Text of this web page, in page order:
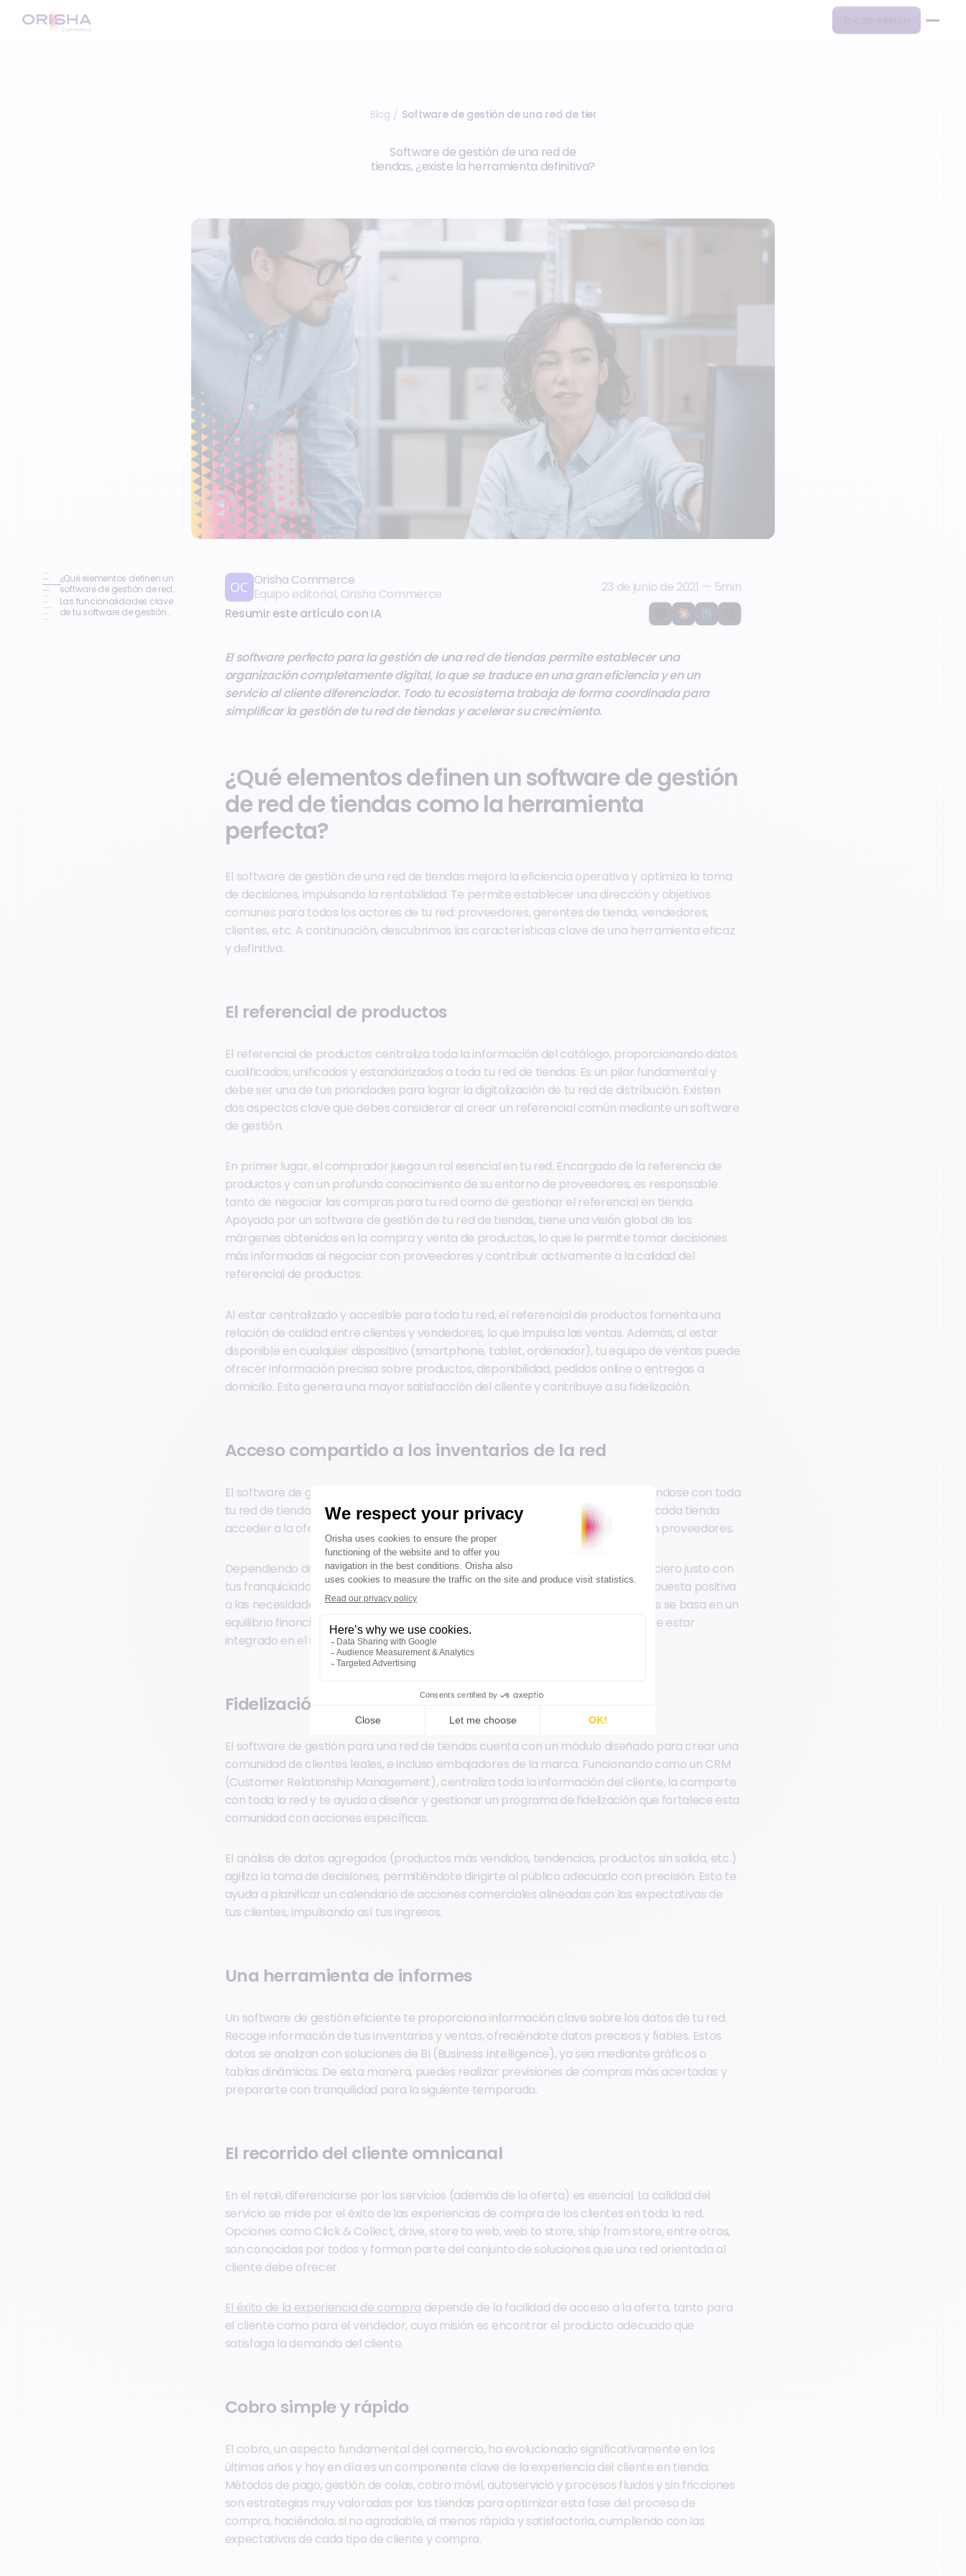
Iniciar sesión
Blog / Software de gestión de una red de tiendas, la herramienta…
Software de gestión de una red de
tiendas, ¿existe la herramienta definitiva?
¿Qué elementos definen un
software de gestión de red
de tiendas como la
herramienta perfecta?
Las funcionalidades clave
de tu software de gestión
Orisha Commerce
Equipo editorial, Orisha Commerce
23 de junio de 2021 — 5min
Resumir este artículo con IA
El software perfecto para la gestión de una red de tiendas permite establecer una
organización completamente digital, lo que se traduce en una gran eficiencia y en un
servicio al cliente diferenciador. Todo tu ecosistema trabaja de forma coordinada para
simplificar la gestión de tu red de tiendas y acelerar su crecimiento.
¿Qué elementos definen un software de gestión
de red de tiendas como la herramienta
perfecta?
El software de gestión de una red de tiendas mejora la eficiencia operativa y optimiza la toma
de decisiones, impulsando la rentabilidad. Te permite establecer una dirección y objetivos
comunes para todos los actores de tu red: proveedores, gerentes de tienda, vendedores,
clientes, etc. A continuación, descubrimos las características clave de una herramienta eficaz
y definitiva.
El referencial de productos
El referencial de productos centraliza toda la información del catálogo, proporcionando datos
cualificados, unificados y estandarizados a toda tu red de tiendas. Es un pilar fundamental y
debe ser una de tus prioridades para lograr la digitalización de tu red de distribución. Existen
dos aspectos clave que debes considerar al crear un referencial común mediante un software
de gestión.
En primer lugar, el comprador juega un rol esencial en tu red. Encargado de la referencia de
productos y con un profundo conocimiento de su entorno de proveedores, es responsable
tanto de negociar las compras para tu red como de gestionar el referencial en tienda.
Apoyado por un software de gestión de tu red de tiendas, tiene una visión global de los
márgenes obtenidos en la compra y venta de productos, lo que le permite tomar decisiones
más informadas al negociar con proveedores y contribuir activamente a la calidad del
referencial de productos.
Al estar centralizado y accesible para toda tu red, el referencial de productos fomenta una
relación de calidad entre clientes y vendedores, lo que impulsa las ventas. Además, al estar
disponible en cualquier dispositivo (smartphone, tablet, ordenador), tu equipo de ventas puede
ofrecer información precisa sobre productos, disponibilidad, pedidos online o entregas a
domicilio. Esto genera una mayor satisfacción del cliente y contribuye a su fidelización.
Acceso compartido a los inventarios de la red
El software de gestión facilita el acceso compartido a los inventarios, comunicándose con toda
tu red de tiendas. En redes franquiciadas, es esencial que el software permita a cada tienda
acceder a la oferta completa disponible: en tiendas, online, en almacenes o con proveedores.
Dependiendo de la organización de tu red, se debe encontrar un equilibrio financiero justo con
tus franquiciados para que todos participen en un proceso que maximice la respuesta positiva
a las necesidades de los clientes. El éxito de la gestión compartida de inventarios se basa en un
equilibrio financiero justo, simplicidad de uso y eficacia logística, todo lo cual debe estar
integrado en el software de gestión.
Fidelización de clientes comprometida
El software de gestión para una red de tiendas cuenta con un módulo diseñado para crear una
comunidad de clientes leales, e incluso embajadores de la marca. Funcionando como un CRM
(Customer Relationship Management), centraliza toda la información del cliente, la comparte
con toda la red y te ayuda a diseñar y gestionar un programa de fidelización que fortalece esta
comunidad con acciones específicas.
El análisis de datos agregados (productos más vendidos, tendencias, productos sin salida, etc.)
agiliza la toma de decisiones, permitiéndote dirigirte al público adecuado con precisión. Esto te
ayuda a planificar un calendario de acciones comerciales alineadas con las expectativas de
tus clientes, impulsando así tus ingresos.
Una herramienta de informes
Un software de gestión eficiente te proporciona información clave sobre los datos de tu red.
Recoge información de tus inventarios y ventas, ofreciéndote datos precisos y fiables. Estos
datos se analizan con soluciones de BI (Business Intelligence), ya sea mediante gráficos o
tablas dinámicas. De esta manera, puedes realizar previsiones de compras más acertadas y
prepararte con tranquilidad para la siguiente temporada.
El recorrido del cliente omnicanal
En el retail, diferenciarse por los servicios (además de la oferta) es esencial. La calidad del
servicio se mide por el éxito de las experiencias de compra de los clientes en toda la red.
Opciones como Click & Collect, drive, store to web, web to store, ship from store, entre otras,
son conocidas por todos y forman parte del conjunto de soluciones que una red orientada al
cliente debe ofrecer.
El éxito de la experiencia de compra depende de la facilidad de acceso a la oferta, tanto para
el cliente como para el vendedor, cuya misión es encontrar el producto adecuado que
satisfaga la demanda del cliente.
Cobro simple y rápido
El cobro, un aspecto fundamental del comercio, ha evolucionado significativamente en los
últimos años y hoy en día es un componente clave de la experiencia del cliente en tienda.
Métodos de pago, gestión de colas, cobro móvil, autoservicio y procesos fluidos y sin fricciones
son estrategias muy valoradas por las tiendas para optimizar esta fase del proceso de
compra, haciéndola, si no agradable, al menos rápida y satisfactoria, cumpliendo con las
expectativas de cada tipo de cliente y compra.